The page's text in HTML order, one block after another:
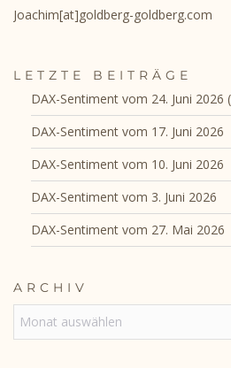
Joachim[at]goldberg-goldberg.com
LETZTE BEITRÄGE
DAX-Sentiment vom 24. Juni
DAX-Sentiment vom 17. Juni 2026
DAX-Sentiment vom 10. Juni 2026
DAX-Sentiment vom 3. Juni 2026
DAX-Sentiment vom 27. Mai 2026
ARCHIV